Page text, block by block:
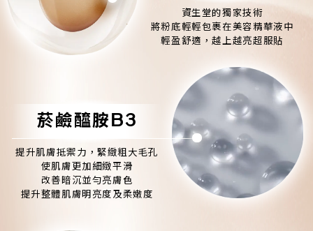
資生堂的獨家技術
將粉底輕輕包裹在美容精華液中
輕盈舒適，越上越亮超服貼
菸鹼醯胺B3
提升肌膚抵禦力，緊緻粗大毛孔
使肌膚更加細緻平滑
改善暗沉並勻亮膚色
提升整體肌膚明亮度及柔嫩度